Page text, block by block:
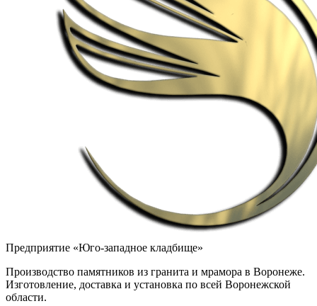
Предприятие «Юго-западное кладбище»
Производство памятников из гранита и мрамора в Воронеже.
Изготовление, доставка и установка по всей Воронежской
области.